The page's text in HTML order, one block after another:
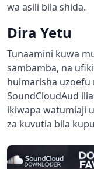
wa asili bila shida.
Dira Yetu
Tunaamini kuwa
sambamba, na
huimarisha uzoefu
SoundCloudAud
ikiwapa watumiaji
za kuvutia bila